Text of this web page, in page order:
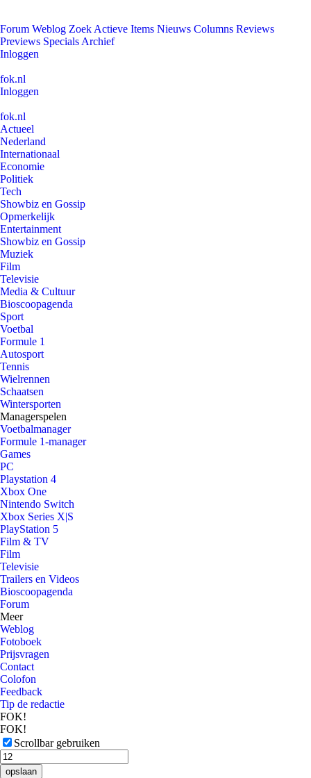
Forum Weblog Zoek Actieve Items Nieuws Columns Reviews
Previews Specials Archief
Inloggen
fok.nl
Inloggen
fok.nl
Actueel
Nederland
Internationaal
Economie
Politiek
Tech
Showbiz en Gossip
Opmerkelijk
Entertainment
Showbiz en Gossip
Muziek
Film
Televisie
Media & Cultuur
Bioscoopagenda
Sport
Voetbal
Formule 1
Autosport
Tennis
Wielrennen
Schaatsen
Wintersporten
Managerspelen
Voetbalmanager
Formule 1-manager
Games
PC
Playstation 4
Xbox One
Nintendo Switch
Xbox Series X|S
PlayStation 5
Film & TV
Film
Televisie
Trailers en Videos
Bioscoopagenda
Forum
Meer
Weblog
Fotoboek
Prijsvragen
Contact
Colofon
Feedback
Tip de redactie
FOK!
FOK!
Scrollbar gebruiken
opslaan